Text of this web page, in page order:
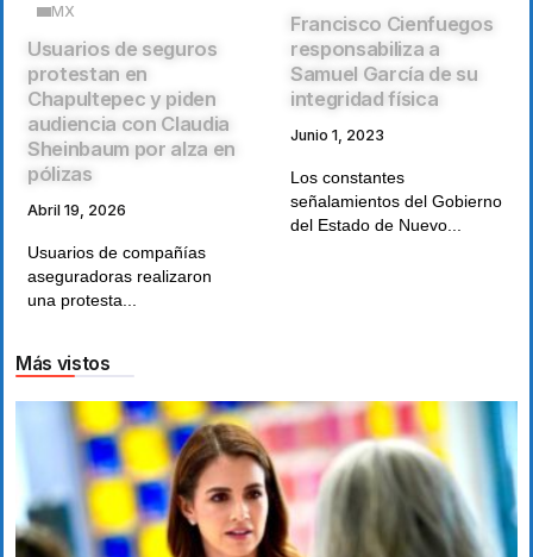
MX
Usuarios de seguros
protestan en
Chapultepec y piden
audiencia con Claudia
Sheinbaum por alza en
pólizas
Abril 19, 2026
Usuarios de compañías
aseguradoras realizaron
una protesta...
Francisco Cienfuegos
responsabiliza a
Samuel García de su
integridad física
Junio 1, 2023
Los constantes
señalamientos del Gobierno
del Estado de Nuevo...
Más vistos